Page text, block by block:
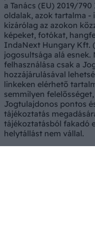
a Tanács (EU) 2019/
oldalak, azok tartalma -
kizárólag az azokon
képeket, fotókat,
IndaNext Hungary Kft.
jogosultsága alá
felhasználása csak a
hozzájárulásával
linkeken elérhető
semmilyen
Jogtulajdonos pontos
tájékoztatás
tájékoztatásból fakadó
helytállást nem vállal.